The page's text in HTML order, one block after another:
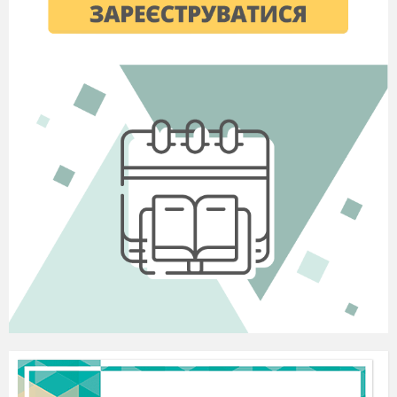
?Її верхня розширена частина — це
рильце, нижня стовщена частина — зав’язь, їх
порожнина, де розташовані два спорангії. У
квіткових рослин вони називаються насінними
бруньками.
Там утворюються чотири гаплоїдні
клітини — чотири великі спори
. Але тільки
одна із цих спор проростає: з неї всередині
зав’язі утворюється гаметофіт, що складається
лише із семи клітин.
І тільки одна із цих клітин
(уявіть, тільки одна із семи!) є гаметою
яйцеклітина, а гаметофіт, на якому вона
утворена, — жіночий гаметофіт (його часто
називають зародковим мішком). Далі вчитель
квітки яблуні та як утворюються спорангії, а в